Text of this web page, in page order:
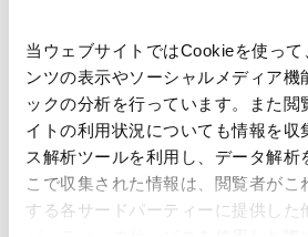
当ウェブサイトではCookieを使っ
ンツの表示やソーシャルメディア機
ックの分析を行っています。また閲
イトの利用状況についても情報を収
ス解析ツールを利用し、データ解析
こで収集された情報は、閲覧者がこ
する各サードパーティーに提供した
PUBLICATIONS
著書・論文等
Lexology Panoramic:
(Japan Chapter)
2026.06.25 論文